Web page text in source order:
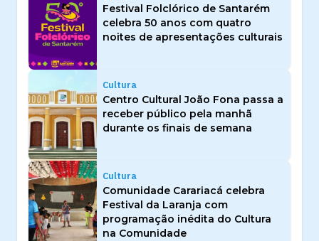
Festival Folclórico de Santarém
celebra 50 anos com quatro
noites de apresentações culturais
Cultura
Centro Cultural João Fona passa a
receber público pela manhã
durante os finais de semana
Cultura
Comunidade Carariacá celebra
Festival da Laranja com
programação inédita do Cultura
na Comunidade